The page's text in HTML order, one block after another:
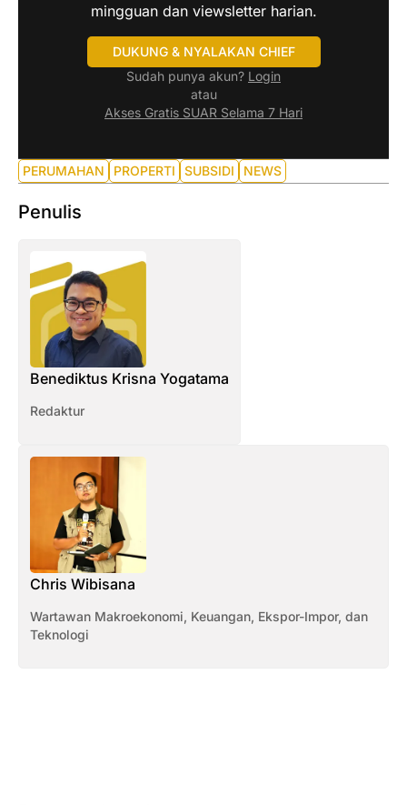
mingguan dan viewsletter harian.
DUKUNG & NYALAKAN CHIEF
Sudah punya akun? Login
atau
Akses Gratis SUAR Selama 7 Hari
PERUMAHAN PROPERTI SUBSIDI NEWS
Penulis
Benediktus Krisna Yogatama
Redaktur
Chris Wibisana
Wartawan Makroekonomi, Keuangan, Ekspor-Impor, dan
Teknologi